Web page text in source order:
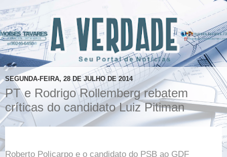
SEGUNDA-FEIRA, 28 DE JULHO DE 2014
PT e Rodrigo Rollemberg rebatem
críticas do candidato Luiz Pitiman
Roberto Policarpo e o candidato do PSB ao GDF